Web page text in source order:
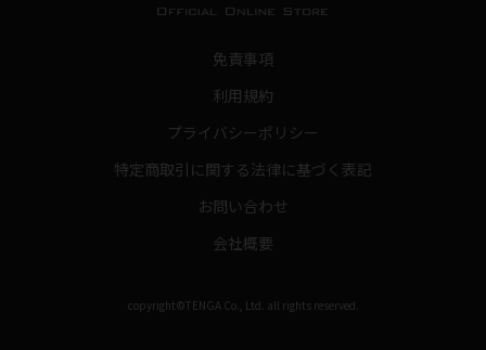
免責事項
利用規約
プライバシーポリシー
特定商取引に関する法律に基づく表記
お問い合わせ
会社概要
copyright©TENGA Co., Ltd. all rights reserved.